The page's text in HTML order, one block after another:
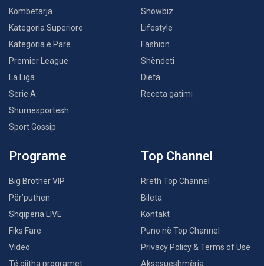
Kombëtarja
Kategoria Superiore
Kategoria e Parë
Premier League
La Liga
Serie A
Shumësportësh
Sport Gossip
Showbiz
Lifestyle
Fashion
Shëndeti
Dieta
Receta gatimi
Programe
Big Brother VIP
Për’puthen
Shqipëria LIVE
Fiks Fare
Video
Të gjitha programet
Top Channel
Rreth Top Channel
Bileta
Kontakt
Puno në Top Channel
Privacy Policy & Terms of Use
Aksesueshmëria